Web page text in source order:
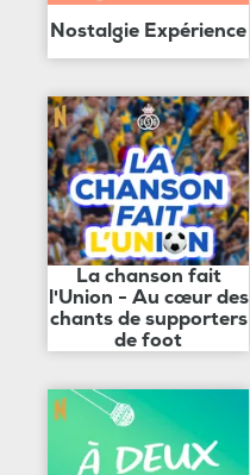
Nostalgie Expérience
La chanson fait
l'Union - Au cœur des
chants de supporters
de foot